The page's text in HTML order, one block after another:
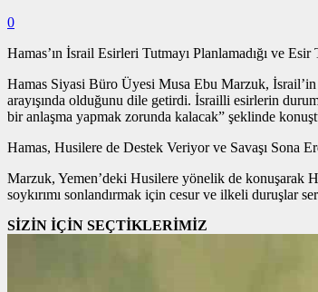
0
Hamas’ın İsrail Esirleri Tutmayı Planlamadığı ve Esir
Hamas Siyasi Büro Üyesi Musa Ebu Marzuk, İsrail’in
arayışında olduğunu dile getirdi. İsrailli esirlerin
bir anlaşma yapmak zorunda kalacak” şeklinde
Hamas, Husilere de Destek Veriyor ve Savaşı Sona
Marzuk, Yemen’deki Husilere yönelik de konuşarak
soykırımı sonlandırmak için cesur ve ilkeli duruşlar
SİZİN İÇİN SEÇTİKLERİMİZ